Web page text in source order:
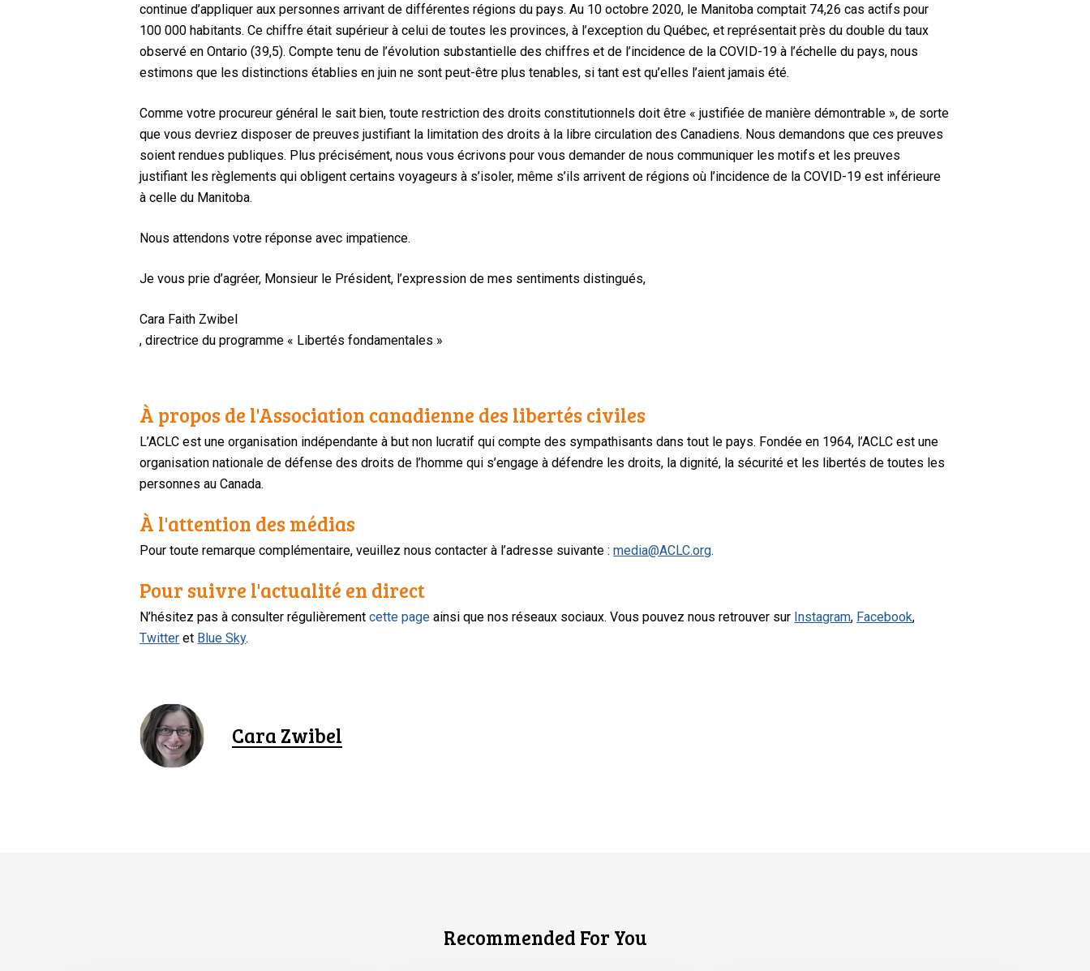
continue d’appliquer aux personnes arrivant de différentes régions du pays. Au 10 octobre 2020, le Manitoba comptait 74,26 cas actifs pour
100 000 habitants. Ce chiffre était supérieur à celui de toutes les provinces, à l’exception du Québec, et représentait près du double du taux
observé en Ontario (39,5). Compte tenu de l’évolution substantielle des chiffres et de l’incidence de la COVID-19 à l’échelle du pays, nous
estimons que les distinctions établies en juin ne sont peut-être plus tenables, si tant est qu’elles l’aient jamais été.
Comme votre procureur général le sait bien, toute restriction des droits constitutionnels doit être « justifiée de manière démontrable », de sorte
que vous devriez disposer de preuves justifiant la limitation des droits à la libre circulation des Canadiens. Nous demandons que ces preuves
soient rendues publiques. Plus précisément, nous vous écrivons pour vous demander de nous communiquer les motifs et les preuves
justifiant les règlements qui obligent certains voyageurs à s’isoler, même s’ils arrivent de régions où l’incidence de la COVID-19 est inférieure
à celle du Manitoba.
Nous attendons votre réponse avec impatience.
Je vous prie d’agréer, Monsieur le Président, l’expression de mes sentiments distingués,
Cara Faith Zwibel
, directrice du programme « Libertés fondamentales »
À propos de l'Association canadienne des libertés civiles
L’ACLC est une organisation indépendante à but non lucratif qui compte des sympathisants dans tout le pays. Fondée en 1964, l’ACLC est une
organisation nationale de défense des droits de l’homme qui s’engage à défendre les droits, la dignité, la sécurité et les libertés de toutes les
personnes au Canada.
À l'attention des médias
Pour toute remarque complémentaire, veuillez nous contacter à l’adresse suivante :media@ACLC.org.
Pour suivre l'actualité en direct
N’hésitez pas à consulter régulièrementcette page ainsi que nos réseaux sociaux. Vous pouvez nous retrouver sur Instagram, Facebook,
Twitter et Blue Sky.
Cara Zwibel
Recommended For You